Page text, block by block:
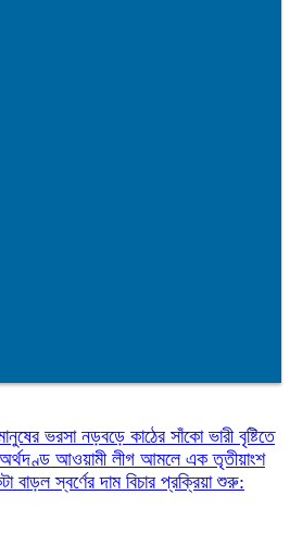
ভরসা নড়বড়ে কাঠের সাঁকো ভারী বৃষ্টিতে
আওয়ামী লীগ আমলে এক তৃতীয়াংশ
বাড়ল স্বর্ণের দামবিচার প্রক্রিয়া শুরু: